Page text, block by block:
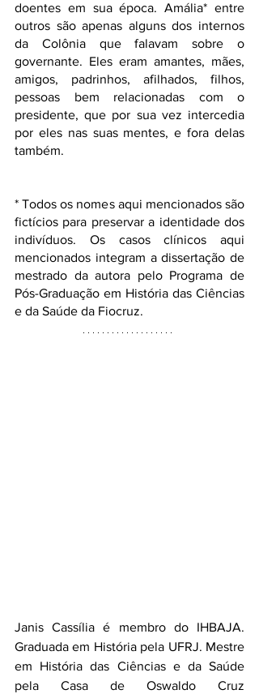
doentes em sua época. Amália* entre
outros são apenas alguns dos internos
da Colônia que falavam sobre o
governante. Eles eram amantes, mães,
amigos, padrinhos, afilhados, filhos,
pessoas bem relacionadas com o
presidente, que por sua vez intercedia
por eles nas suas mentes, e fora delas
também.
* Todos os nomes aqui mencionados são
fictícios para preservar a identidade dos
indivíduos. Os casos clínicos aqui
mencionados integram a dissertação de
mestrado da autora pelo Programa de
Pós-Graduação em História das Ciências
e da Saúde da Fiocruz.
Janis Cassília é membro do IHBAJA.
Graduada em História pela UFRJ. Mestre
em História das Ciências e da Saúde
pela Casa de Oswaldo Cruz